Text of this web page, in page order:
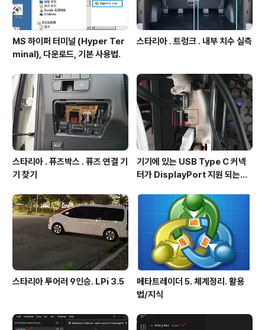
MS 하이퍼 터미널 (Hyper Ter
minal), 다운로드, 기본 사용법.
스타리아 . 트렁크 . 내부 치수 실측
스타리아 . 퓨즈박스 . 퓨즈 연결 기
기 찾기
기기에 있는 USB Type C 커넥
터가 DisplayPort 지원 되는지
스타리아 투어러 9인승. LPi 3.5
메타트레이더 5. 체계정리. 활용
법/지식